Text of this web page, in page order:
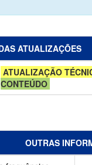
ATUALIZAÇÕES
ATUALIZAÇÃO
CONTEÚDO
OUTRAS